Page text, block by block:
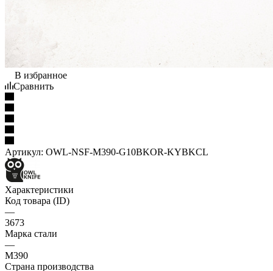
В избранное
Сравнить
Артикул: OWL-NSF-M390-G10BKOR-KYBKCL
Характеристики
Код товара (ID)
—
3673
Марка стали
—
M390
Страна производства